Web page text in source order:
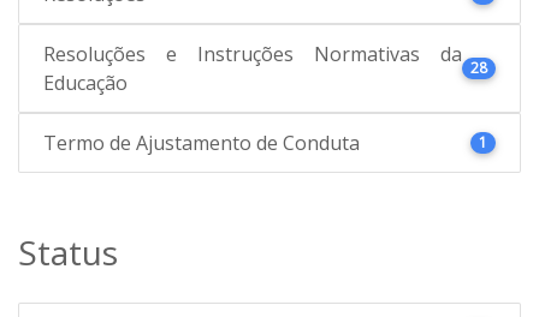
Resoluções e Instruções Normativas da
Educação
28
Termo de Ajustamento de Conduta 1
Status